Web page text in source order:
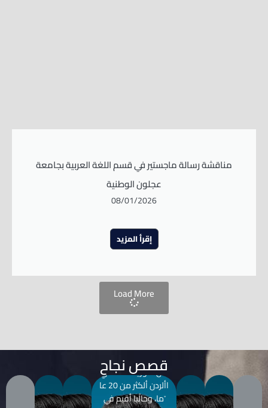
مناقشة رسالة ماجستير في قسم اللغة العربية بجامعة
عجلون الوطنية
08/01/2026
إقرأ المزيد
Load More
قصص نجاح
إيهاب
سمي إيهاب قهواتي،
من سوريا. عشت في
األردن ألكثر من 20 عا
ًما، وحالًيا أقيم في